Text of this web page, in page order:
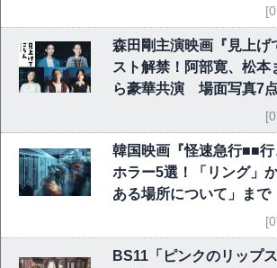
森田剛主演映画『見上げ
スト解禁！阿部寛、松本
ら豪華共演 場面写真7
韓国映画『怪速急行■■
ホラー5選！「リング」
ある場所について」まで
BS11「ピンクのリップ